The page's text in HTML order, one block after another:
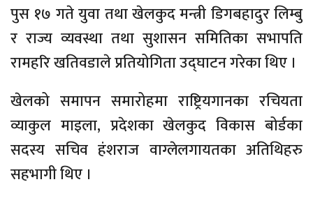
पुस १७ गते युवा तथा खेलकुद मन्त्री डिगबहादुर लिम्बु
र राज्य व्यवस्था तथा सुशासन समितिका सभापति
रामहरि खतिवडाले प्रतियोगिता उद्घाटन गरेका थिए ।
खेलको समापन समारोहमा राष्ट्रियगानका रचियता
व्याकुल माइला, प्रदेशका खेलकुद विकास बोर्डका
सदस्य सचिव हंशराज वाग्लेलगायतका अतिथिहरु
सहभागी थिए ।